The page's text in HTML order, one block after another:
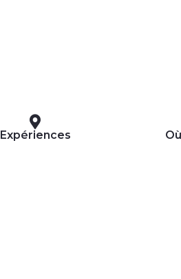
Expériences